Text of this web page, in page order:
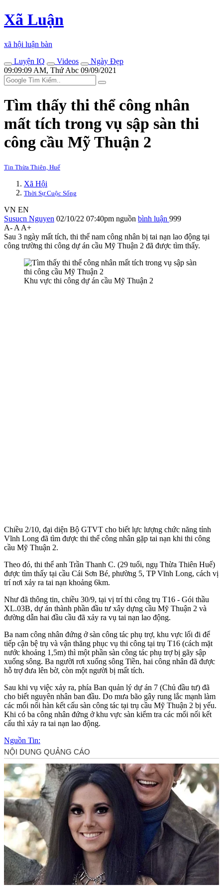
Xã Luận
xã hội luận bàn
Luyện IQ
Videos
Ngày Đẹp
09:09:09 AM, Thứ Abc 09/09/2021
Tìm thấy th‌i th‌ể công nhân
mất tích trong vụ sập sàn thi
công cầu Mỹ Thuận 2
Tin Thừa Thiên, Huế
Xã Hội
Thời Sự Cuộc Sống
VN EN
Susucn Nguyen 02/10/22 07:40pm nguồn bình luận 999
A- A A+
Sau 3 ngày mất tích, th‌i th‌ể nam công nhân bị tai nạn lao động tại
công trường thi công dự án cầu Mỹ Thuận 2 đã được tìm thấy.
Khu vực thi công dự án cầu Mỹ Thuận 2
Chiều 2/10, đại diện Bộ GTVT cho biết lực lượng chức năng tỉnh
Vĩnh Long đã tìm được th‌i th‌ể công nhân gặp tai nạn khi thi công
cầu Mỹ Thuận 2.
Theo đó, th‌i th‌ể anh Trần Thanh C. (29 tuổi, ngụ Thừa Thiên Huế)
được tìm thấy tại cầu Cái Sơn Bé, phường 5, TP Vĩnh Long, cách vị
trí nơi xảy ra tai nạn khoảng 6km.
Như đã thông tin, chiều 30/9, tại vị trí thi công trụ T16 - Gói thầu
XL.03B, dự án thành phần đầu tư xây dựng cầu Mỹ Thuận 2 và
đường dẫn hai đầu cầu đã xảy ra vụ tai nạn lao động.
Ba nam công nhân đứng ở sàn công tác phụ trợ, khu vực lối đi để
tiếp cận bệ trụ và vận thăng phục vụ thi công tại trụ T16 (cách mặt
nước khoảng 1,5m) thì một phần sàn công tác phụ trợ bị gãy sập
xuống sông. Ba người rơi xuống sông Tiền, hai công nhân đã được
hỗ trợ đưa lên bờ, còn một người bị mất tích.
Sau khi vụ việc xảy ra, phía Ban quản lý dự án 7 (Chủ đầu tư) đã
cho biết nguyên nhân ban đầu. Do mưa bão gây rung lắc mạnh làm
các mối nối hàn kết cấu sàn công tác tại trụ cầu Mỹ Thuận 2 bị yếu.
Khi có ba công nhân đứng ở khu vực sàn kiểm tra các mối nối kết
cấu thì xảy ra tai nạn lao động.
Nguồn Tin: